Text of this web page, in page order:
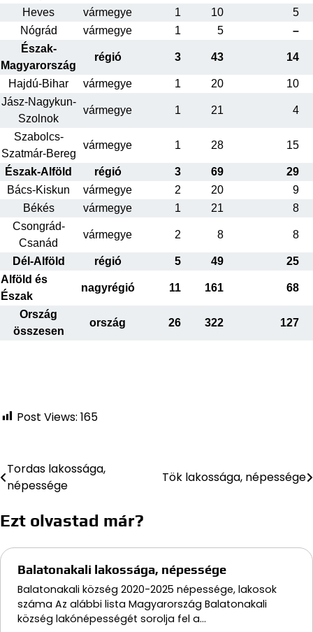
Heves vármegye 1 10
5
Nógrád
vármegye 1 5
–
Észak-
Magyarország
régió 3 43 14
Hajdú-Bihar vármegye 1 20
10
Jász-Nagykun-
Szolnok
vármegye 1 21 4
Szabolcs-
Szatmár-Bereg
vármegye 1 28 15
Észak-Alföld régió 3 69
29
Bács-Kiskun
vármegye 2 20
9
Békés
vármegye 1 21
8
Csongrád-
Csanád
vármegye 2 8 8
Dél-Alföld régió 5 49
25
Alföld és
Észak
nagyrégió 11 161 68
Ország
összesen
ország 26 322 127
Post Views: 165
Bejegyzés
navigáció
Tordas lakossága,
népessége
Tök lakossága, népessége
Ezt olvastad már?
Balatonakali lakossága, népessége
Balatonakali község 2020-2025 népessége, lakosok
száma Az alábbi lista Magyarország Balatonakali
község lakónépességét sorolja fel a…